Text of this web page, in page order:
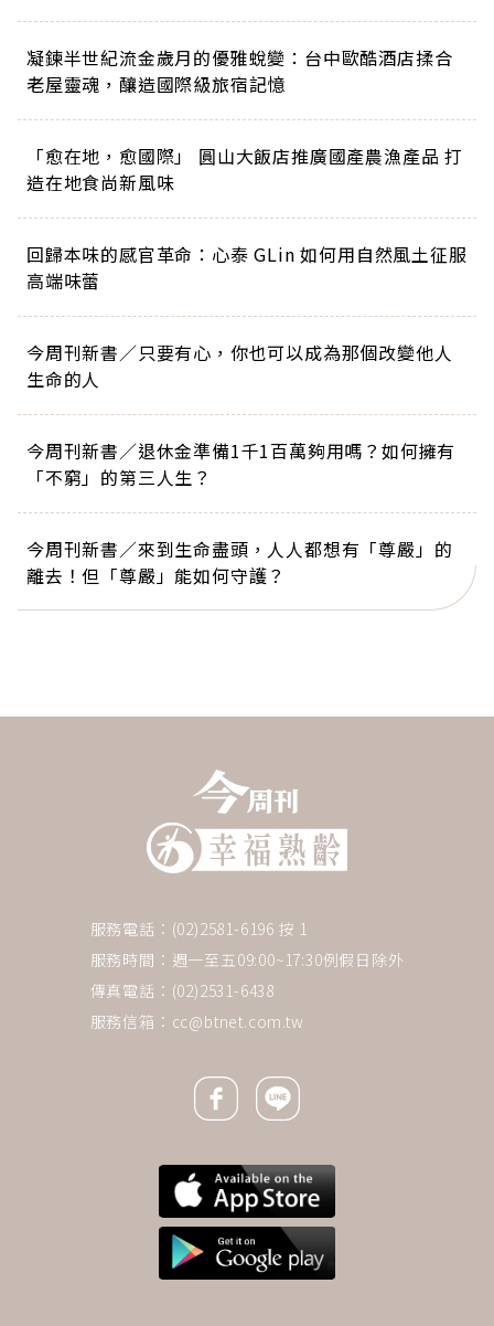
凝鍊半世紀流金歲月的優雅蛻變：台中歐酷酒店揉合
老屋靈魂，釀造國際級旅宿記憶
「愈在地，愈國際」 圓山大飯店推廣國產農漁產品 打
造在地食尚新風味
回歸本味的感官革命：心泰 GLin 如何用自然風土征服
高端味蕾
今周刊新書／只要有心，你也可以成為那個改變他人
生命的人
今周刊新書／退休金準備1千1百萬夠用嗎？如何擁有
「不窮」的第三人生？
今周刊新書／來到生命盡頭，人人都想有「尊嚴」的
離去！但「尊嚴」能如何守護？
服務電話：(02)2581-6196 按 1
服務時間：週一至五09:00~17:30例假日除外
傳真電話：(02)2531-6438
服務信箱： cc@btnet.com.tw
Facebook icon
Line icon